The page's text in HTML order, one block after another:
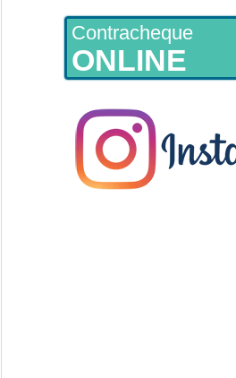
Contracheque
ONLINE